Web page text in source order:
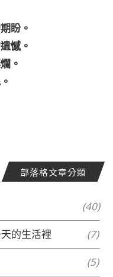
盼。
憾。
。
部落格文章分類
(40)
的生活裡 (7)
(5)